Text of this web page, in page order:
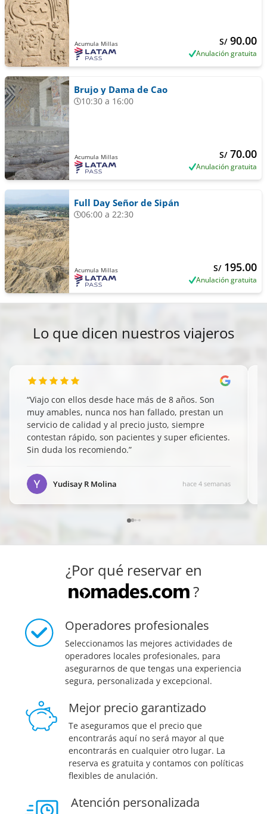
S/ 90.00
Anulación gratuita
Acumula Millas
Brujo y Dama de Cao
10:30 a 16:00
S/ 70.00
Anulación gratuita
Acumula Millas
Full Day Señor de Sipán
06:00 a 22:30
S/ 195.00
Anulación gratuita
Acumula Millas
Lo que dicen nuestros viajeros
“Viajo con ellos desde hace más de 8 años. Son
muy amables, nunca nos han fallado, prestan un
servicio de calidad y al precio justo, siempre
contestan rápido, son pacientes y super eficientes.
Sin duda los recomiendo.”
Yudisay R Molina hace 4 semanas
¿Por qué reservar en
?
Operadores profesionales
Seleccionamos las mejores actividades de
operadores locales profesionales, para
asegurarnos de que tengas una experiencia
segura, personalizada y excepcional.
Mejor precio garantizado
Te aseguramos que el precio que
encontrarás aquí no será mayor al que
encontrarás en cualquier otro lugar. La
reserva es gratuita y contamos con políticas
flexibles de anulación.
Atención personalizada